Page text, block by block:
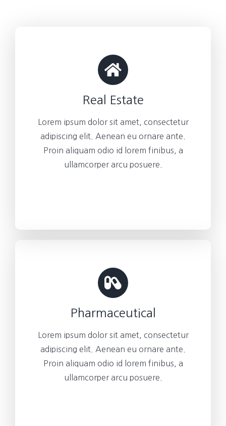
Real Estate
Lorem ipsum dolor sit amet, consectetur
adipiscing elit. Aenean eu ornare ante.
Proin aliquam odio id lorem finibus, a
ullamcorper arcu posuere.
Pharmaceutical
Lorem ipsum dolor sit amet, consectetur
adipiscing elit. Aenean eu ornare ante.
Proin aliquam odio id lorem finibus, a
ullamcorper arcu posuere.